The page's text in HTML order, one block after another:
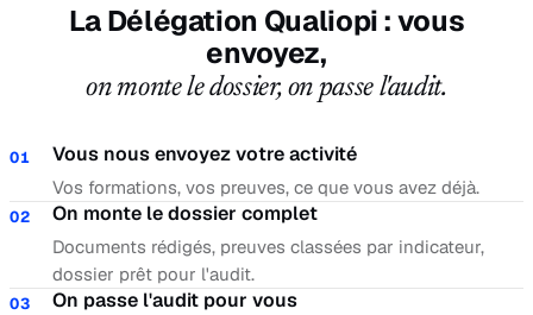
La Délégation Qualiopi : vous
envoyez,
on monte le dossier, on passe l'audit.
01 Vous nous envoyez votre activité
Vos formations, vos preuves, ce que vous avez déjà.
02 On monte le dossier complet
Documents rédigés, preuves classées par indicateur,
dossier prêt pour l'audit.
03 On passe l'audit pour vous